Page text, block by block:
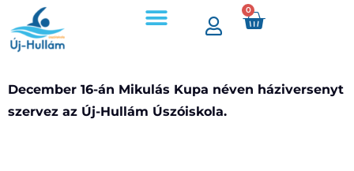
0
December 16-án Mikulás Kupa néven háziversenyt
szervez az Új-Hullám Úszóiskola.